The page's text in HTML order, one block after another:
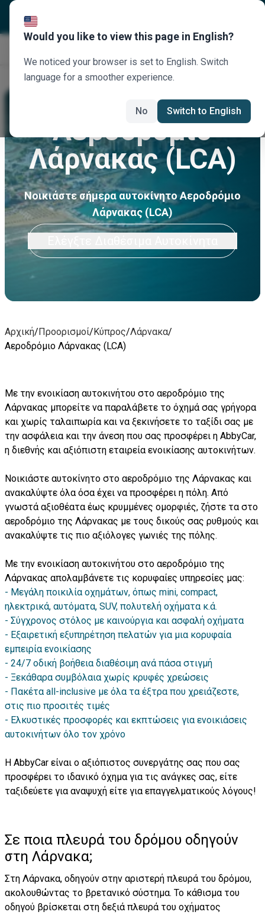
Αεροδρόμιο
Λάρνακας (LCA)
Νοικιάστε σήμερα αυτοκίνητο Αεροδρόμιο
Λάρνακας (LCA)
Αρχική/Προορισμοί/Κύπρος/Λάρνακα/
Αεροδρόμιο Λάρνακας (LCA)
Με την ενοικίαση αυτοκινήτου στο αεροδρόμιο της
Λάρνακας μπορείτε να παραλάβετε το όχημά σας γρήγορα
και χωρίς ταλαιπωρία και να ξεκινήσετε το ταξίδι σας με
την ασφάλεια και την άνεση που σας προσφέρει η AbbyCar,
η διεθνής και αξιόπιστη εταιρεία ενοικίασης αυτοκινήτων.
Νοικιάστε αυτοκίνητο στο αεροδρόμιο της Λάρνακας και
ανακαλύψτε όλα όσα έχει να προσφέρει η πόλη. Από
γνωστά αξιοθέατα έως κρυμμένες ομορφιές, ζήστε τα στο
αεροδρόμιο της Λάρνακας με τους δικούς σας ρυθμούς και
ανακαλύψτε τις πιο αξιόλογες γωνιές της πόλης.
Με την ενοικίαση αυτοκινήτου στο αεροδρόμιο της
Λάρνακας απολαμβάνετε τις κορυφαίες υπηρεσίες μας:
Μεγάλη ποικιλία οχημάτων, όπως mini, compact,
ηλεκτρικά, αυτόματα, SUV, πολυτελή οχήματα κ.ά.
Σύγχρονος στόλος με καινούργια και ασφαλή οχήματα
Εξαιρετική εξυπηρέτηση πελατών για μια κορυφαία
εμπειρία ενοικίασης
24/7 οδική βοήθεια διαθέσιμη ανά πάσα στιγμή
Ξεκάθαρα συμβόλαια χωρίς κρυφές χρεώσεις
Πακέτα all-inclusive με όλα τα έξτρα που χρειάζεστε,
στις πιο προσιτές τιμές
Ελκυστικές προσφορές και εκπτώσεις για ενοικιάσεις
αυτοκινήτων όλο τον χρόνο
Η AbbyCar είναι ο αξιόπιστος συνεργάτης σας που σας
προσφέρει το ιδανικό όχημα για τις ανάγκες σας, είτε
ταξιδεύετε για αναψυχή είτε για επαγγελματικούς λόγους!
Σε ποια πλευρά του δρόμου οδηγούν
στη Λάρνακα;
Στη Λάρνακα, οδηγούν στην αριστερή πλευρά του δρόμου,
ακολουθώντας το βρετανικό σύστημα. Το κάθισμα του
οδηγού βρίσκεται στη δεξιά πλευρά του οχήματος
Would you like to view this page in English?
We noticed your browser is set to English. Switch
language for a smoother experience.
No Switch to English